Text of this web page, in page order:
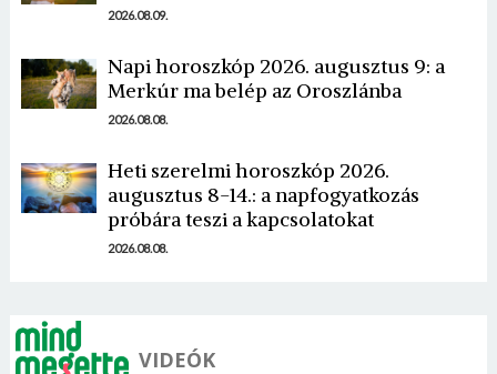
2026.08.09.
Napi horoszkóp 2026. augusztus 9: a
Merkúr ma belép az Oroszlánba
2026.08.08.
Heti szerelmi horoszkóp 2026.
augusztus 8-14.: a napfogyatkozás
próbára teszi a kapcsolatokat
2026.08.08.
VIDEÓK